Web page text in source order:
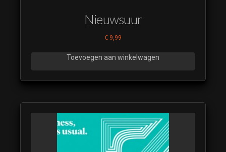
Nieuwsuur
€ 9,99
Toevoegen aan winkelwagen